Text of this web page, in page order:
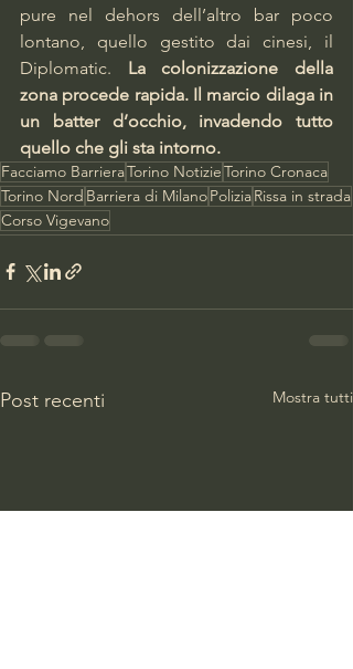
pure nel dehors dell’altro bar poco
lontano, quello gestito dai cinesi, il
Diplomatic. La colonizzazione della
zona procede rapida. Il marcio dilaga in
un batter d’occhio, invadendo tutto
quello che gli sta intorno.
Facciamo BarrieraTorino NotizieTorino Cronaca
Torino Nord Barriera di MilanoPoliziaRissa in strada
Corso Vigevano
Post recenti Mostra tutti